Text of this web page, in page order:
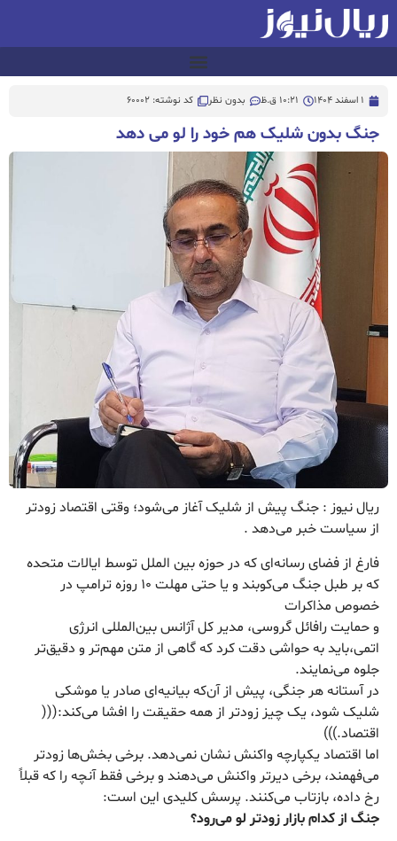
1 اسفند 1404 10:21 ق.ظ بدون نظر کد نوشته: 60002
جنگ بدون شلیک هم خود را لو می دهد
ریال نیوز : جنگ پیش از شلیک آغاز می‌شود؛ وقتی اقتصاد زودتر
از سیاست خبر می‌دهد .
فارغ از فضای رسانه‌ای که در حوزه بین الملل توسط ایالات متحده
که بر طبل جنگ می‌کوبند و یا حتی مهلت ۱۰ روزه ترامپ در
خصوص مذاکرات
و حمایت رافائل گروسی، مدیر کل آژانس بین‌المللی انرژی
اتمی،باید به حواشی دقت کرد که گاهی از متن مهم‌تر و دقیق‌تر
جلوه می‌نمایند.
در آستانه هر جنگی، پیش از آن‌که بیانیه‌ای صادر یا موشکی
شلیک شود، یک چیز زودتر از همه حقیقت را افشا می‌کند:(((
اقتصاد.)))
اما اقتصاد یکپارچه واکنش نشان نمی‌دهد. برخی بخش‌ها زودتر
می‌فهمند، برخی دیرتر واکنش می‌دهند و برخی فقط آنچه را که قبلاً
رخ داده، بازتاب می‌کنند. پرسش کلیدی این است:
جنگ از کدام بازار زودتر لو می‌رود؟